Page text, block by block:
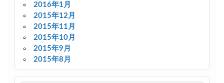
2016年1月
2015年12月
2015年11月
2015年10月
2015年9月
2015年8月